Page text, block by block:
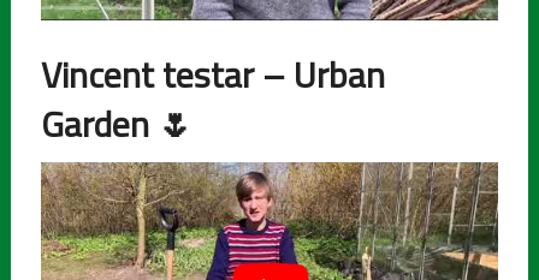
Vincent testar – Urban
Garden 🌷